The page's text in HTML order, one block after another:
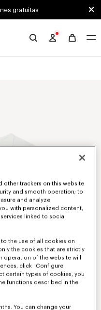
gratuitas
other trackers on this website
and smooth operation; to
and analyze
with personalized content,
linked to social
the use of all cookies on
the cookies that are strictly
operation of the website will
click "Configure
certain types of cookies, you
functions described in the
You can change your